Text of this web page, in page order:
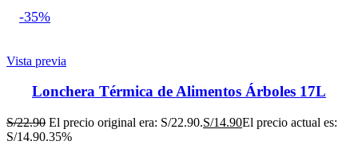
-35%
Vista previa
Lonchera Térmica de Alimentos Árboles 17L
S/22.90 El precio original era: S/22.90.S/14.90El precio actual es:
S/14.90.35%